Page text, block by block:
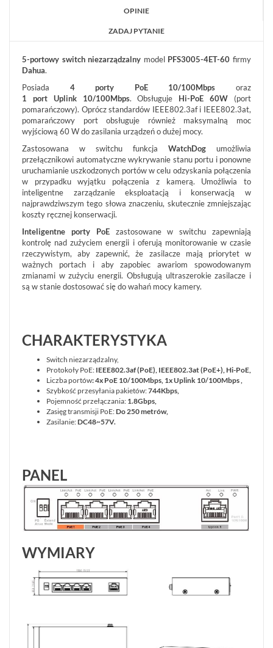
FIRMIE
AKTUALNOŚCI
OPINIE
SZKOLENIA
MONTAŻ
WSPÓŁPRACA
KONTAKT
OPROGRAMOWANIE
DOSTAWA
ZWROT
I
REKLAMACJE
DANE
SKLEPU
REGULAMIN
POLITYKA
PRYWATNOŚCI
RABATOWE
OPINIE
ZADAJ PYTANIE
5-portowy switch niezarządzalny model PFS3005-4ET-60 firmy
Dahua.
Posiada 4 porty PoE 10/100Mbpsoraz
1 port Uplink 10/100Mbps. Obsługuje Hi-PoE 60W (port
pomarańczowy). Oprócz standardów IEEE802.3af i IEEE802.3at,
pomarańczowy port obsługuje również maksymalną moc
wyjściową 60 W do zasilania urządzeń o dużej mocy.
Zastosowana w switchu funkcja WatchDog umożliwia
przełącznikowi automatyczne wykrywanie stanu portu i ponowne
uruchamianie uszkodzonych portów w celu odzyskania połączenia
w przypadku wyjątku połączenia z kamerą. Umożliwia to
inteligentne zarządzanie eksploatacją i konserwacją w
najprawdziwszym tego słowa znaczeniu, skutecznie zmniejszając
koszty ręcznej konserwacji.
Inteligentne porty PoEzastosowane w switchu zapewniają
kontrolę nad zużyciem energii i oferują monitorowanie w czasie
rzeczywistym, aby zapewnić, że zasilacze mają priorytet w
ważnych portach i aby zapobiec awariom spowodowanym
zmianami w zużyciu energii. Obsługują ultraszerokie zasilacze i
są w stanie dostosować się do wahań mocy kamery.
CHARAKTERYSTYKA
Switch niezarządzalny,
Protokoły PoE: IEEE802.3af (PoE), IEEE802.3at (PoE+), Hi-PoE,
Liczba portów: 4x PoE 10/100Mbps, 1x Uplink 10/100Mbps ,
Szybkość przesyłania pakietów:744Kbps,
Pojemność przełączania: 1.8Gbps,
Zasięg transmisji PoE:Do 250 metrów,
Zasilanie:DC48~57V.
PANEL
WYMIARY